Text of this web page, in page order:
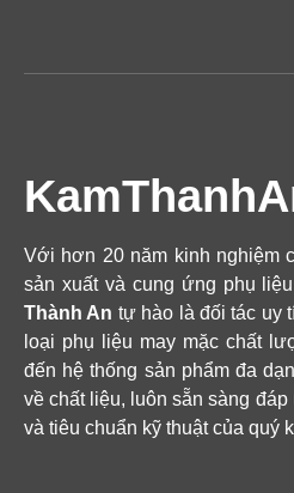
Với hơn 20 năm kinh nghiệm
sản xuất và cung ứng phụ
Thành An tự hào là đối tác uy
loại phụ liệu may mặc chất
đến hệ thống sản phẩm đa
về chất liệu, luôn sẵn sàng
và tiêu chuẩn kỹ thuật của quý